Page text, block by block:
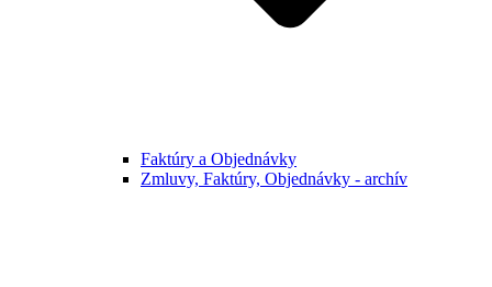
Faktúry a Objednávky
Zmluvy, Faktúry, Objednávky - archív